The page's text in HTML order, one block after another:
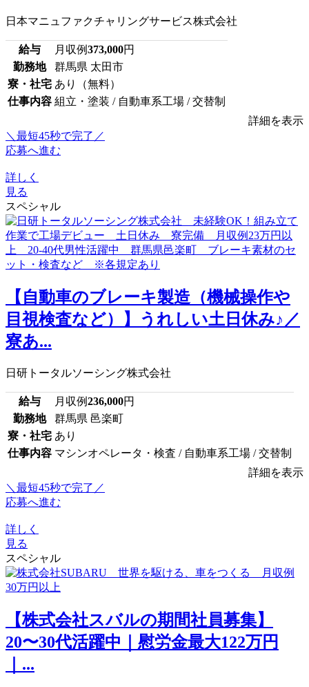
日本マニュファクチャリングサービス株式会社
給与 月収例373,000円
勤務地
群馬県 太田市
寮・社宅 あり（無料）
仕事内容 組立・塗装 / 自動車系工場 / 交替制
詳細を表示
＼最短45秒で完了／
応募へ進む
詳しく
見る
スペシャル
【自動車のブレーキ製造（機械操作や
目視検査など）】うれしい土日休み♪／
寮あ...
日研トータルソーシング株式会社
給与 月収例236,000円
勤務地
群馬県 邑楽町
寮・社宅 あり
仕事内容 マシンオペレータ・検査 / 自動車系工場 / 交替制
詳細を表示
＼最短45秒で完了／
応募へ進む
詳しく
見る
スペシャル
【株式会社スバルの期間社員募集】
20〜30代活躍中｜慰労金最大122万円
｜...